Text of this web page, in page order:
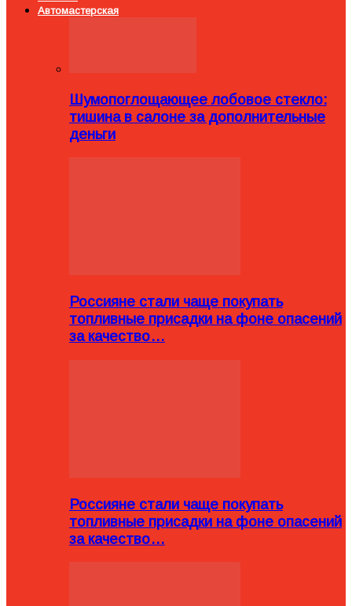
Автомастерская
Шумопоглощающее лобовое стекло:
тишина в салоне за дополнительные
деньги
Россияне стали чаще покупать
топливные присадки на фоне опасений
за качество…
Россияне стали чаще покупать
топливные присадки на фоне опасений
за качество…